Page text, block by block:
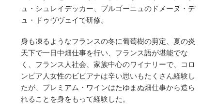
ュ・シュレイデッカー、ブルゴーニュのドメーヌ・デ
ュ・ドゥヴヴェイで研修。
身も凍るようなフランスの冬に葡萄樹の剪定、夏の炎
天下で一日中畑仕事を行い、フランス語が堪能でな
く、フランス人社会、家族中心のワイナリーで、コロ
ンビア人女性のビビアナは辛い思いもたくさん経験し
たが、プレミアム・ワインはたゆまぬ畑仕事から造ら
れることを身をもって経験した。